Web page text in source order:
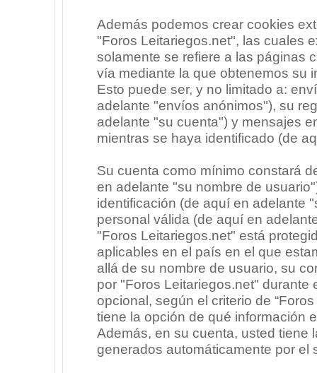
Además podemos crear cookies
"Foros Leitariegos.net", las cuales
solamente se refiere a las páginas
vía mediante la que obtenemos su
Esto puede ser, y no limitado a:
adelante "envíos anónimos"), su
adelante "su cuenta") y mensajes
mientras se haya identificado (de
Su cuenta como mínimo constará
en adelante "su nombre de
identificación (de aquí en adelante
personal válida (de aquí en
"Foros Leitariegos.net" está
aplicables en el país en el que
allá de su nombre de usuario, su
por "Foros Leitariegos.net" durante
opcional, según el criterio de
tiene la opción de qué información
Además, en su cuenta, usted tiene
generados automáticamente por el